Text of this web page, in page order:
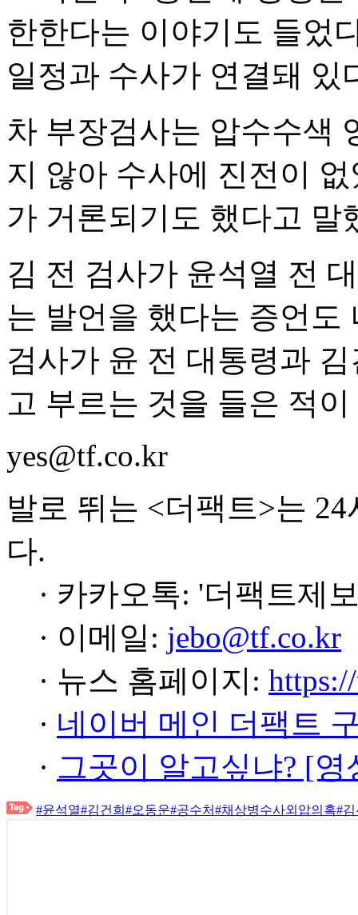
한한다는 이야기도 들었
일정과 수사가 연결돼
차 부장검사는 압수수색
지 않아 수사에 진전이
가 거론되기도 했다고 말
김 전 검사가 윤석열 전
는 발언을 했다는 증언도
검사가 윤 전 대통령과
고 부르는 것을 들은 적
yes@tf.co.kr
발로 뛰는 <더팩트>는
다.
· 카카오톡: '더팩트제
· 이메일: jebo@tf.co.kr
· 뉴스 홈페이지:
· 네이버 메인 더팩트
· 그곳이 알고싶냐? [
#윤석열#김건희 #오동운#공수처#채상병수사외압의혹#